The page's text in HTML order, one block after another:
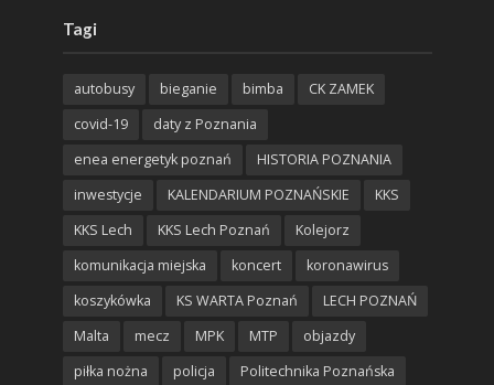
Tagi
autobusy bieganie bimba
CK ZAMEK
covid-19
daty z Poznania
enea energetyk poznań
HISTORIA POZNANIA
inwestycje
KALENDARIUM POZNAŃSKIE
KKS
KKS Lech
KKS Lech Poznań
Kolejorz
komunikacja miejska
koncert
koronawirus
koszykówka
KS WARTA Poznań
LECH POZNAŃ
Malta
mecz MPK MTP
objazdy
piłka nożna
policja
Politechnika Poznańska